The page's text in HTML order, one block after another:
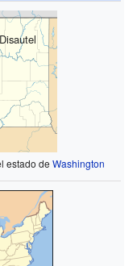
Disautel
estado de Washington